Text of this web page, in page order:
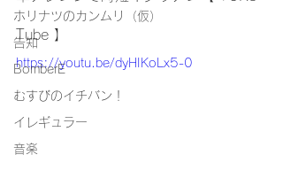
ホリナツのカンムリ（仮）
告知
BomberE
むすびのイチバン！
イレギュラー
音楽
Tube 】
https://youtu.be/dyHIKoLx5-0